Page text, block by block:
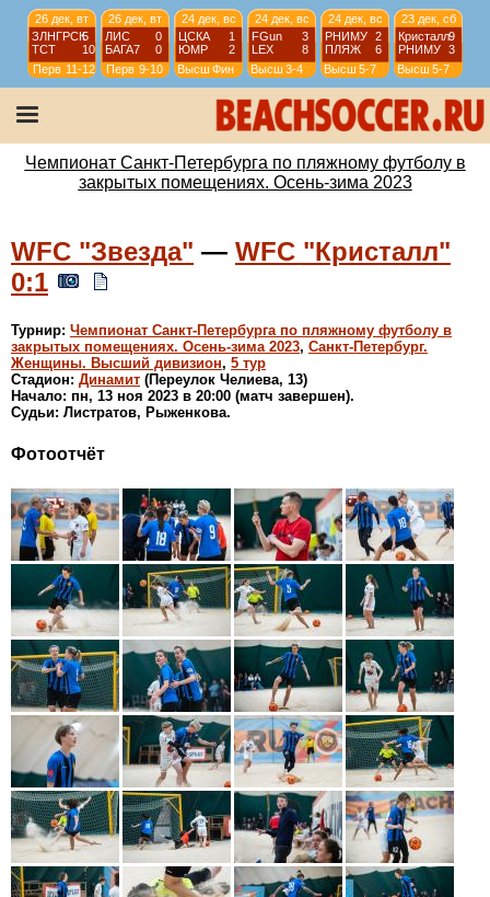
26 дек, вт
ЗЛНГРСК5
ТСТ
10
Перв 11-12
26 дек, вт
ЛИС
0
БАГА7
0
Перв 9-10
24 дек, вс
ЦСКА
1
ЮМР
2
Высш Фин
24 дек, вс
FGun
3
LEX
8
Высш 3-4
24 дек, вс
РНИМУ 2
ПЛЯЖ
6
Высш 5-7
23 дек, сб
Кристалл9
РНИМУ 3
Высш 5-7
23 дек, сб
9
6
23 дек, сб
ПЛЯЖ
4
Кристалл 5
22 дек, пт
WKRIS
3
WЗВЗ
1
Чемпионат Санкт-Петербурга по пляжному футболу в
закрытых помещениях. Осень-зима 2023
WFC "Звезда" — WFC "Кристалл"
0:1
Турнир: Чемпионат Санкт-Петербурга по пляжному футболу в
закрытых помещениях. Осень-зима 2023, Санкт-Петербург.
Женщины. Высший дивизион, 5 тур
Стадион: Динамит (Переулок Челиева, 13)
Начало: пн, 13 ноя 2023 в 20:00 (матч завершен).
Судьи: Листратов, Рыженкова.
Фотоотчёт